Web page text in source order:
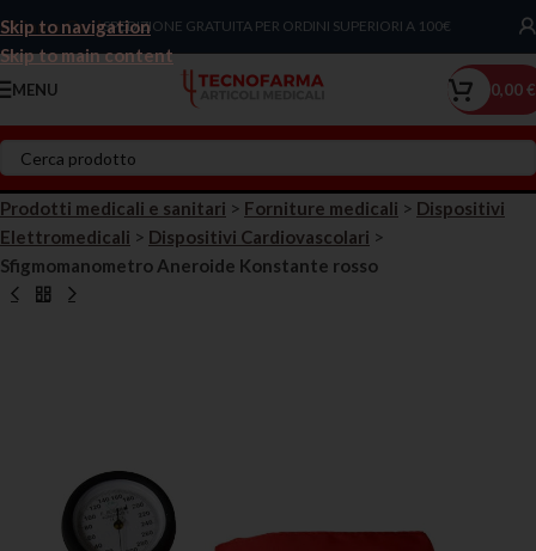
Skip to navigation
Skip to main content
Chiama Ora!SPEDIZIONE GRATUITA PER ORDINI SUPERIORI A 100€
MENU 0,00€
Prodotti medicali e sanitari > Forniture medicali > Dispositivi
Elettromedicali > Dispositivi Cardiovascolari >
Sfigmomanometro Aneroide Konstante rosso